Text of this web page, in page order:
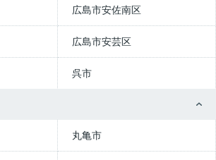
広島市安佐南区
広島市安芸区
呉市
丸亀市